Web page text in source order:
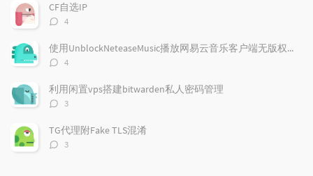
r
c
l
s
m
n
t
数：
CF自选IP
评
数：
4
使用UnblockNeteaseMusic播放网易云音乐客户端无版权歌曲
评
数：
4
利用闲置vps搭建bitwarden私人密码管理
评
数：
3
TG代理附Fake TLS混淆
评
3